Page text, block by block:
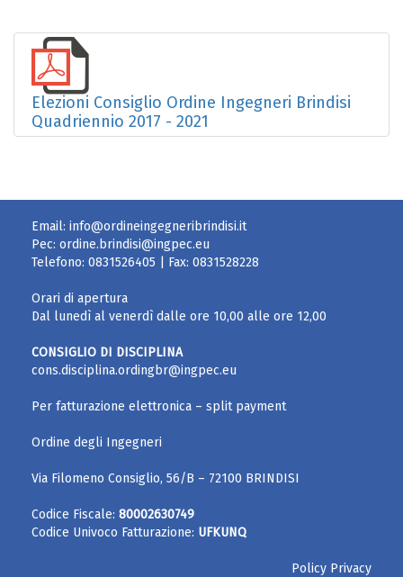
Elezioni Consiglio Ordine Ingegneri Brindisi
Quadriennio 2017 - 2021
Email: info@ordineingegneribrindisi.it
Pec: ordine.brindisi@ingpec.eu
Telefono: 0831526405 | Fax: 0831528228
Orari di apertura
Dal lunedì al venerdì dalle ore 10,00 alle ore 12,00
CONSIGLIO DI DISCIPLINA
cons.disciplina.ordingbr@ingpec.eu
Per fatturazione elettronica – split payment
Ordine degli Ingegneri
Via Filomeno Consiglio, 56/B – 72100 BRINDISI
Codice Fiscale: 80002630749
Codice Univoco Fatturazione: UFKUNQ
Policy Privacy